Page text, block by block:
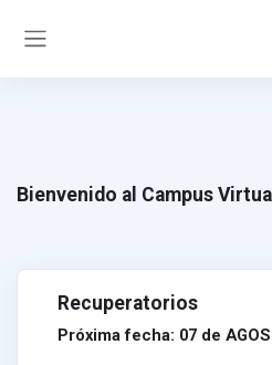
Bienvenido al Campus
Recuperatorios
Próxima fecha: 07 de